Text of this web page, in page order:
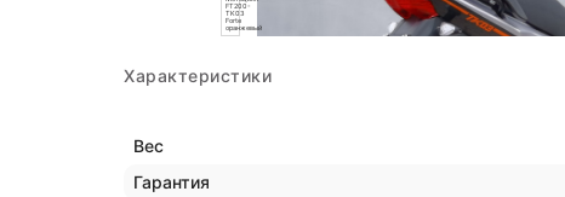
Характеристики
Вес
Гарантия